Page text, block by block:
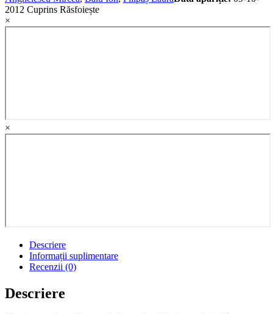
2012 Cuprins Răsfoiește
×
×
Descriere
Informații suplimentare
Recenzii (0)
Descriere